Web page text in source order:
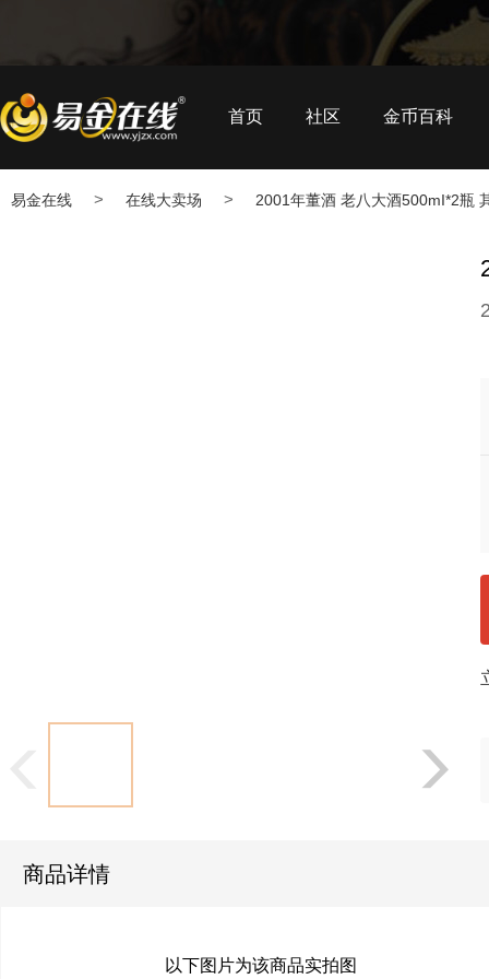
首页 社区 金币百科
易金在线 > 在线大卖场 > 2001年董酒 老八大酒500mI*2瓶
商品详情
以下图片为该商品实拍图